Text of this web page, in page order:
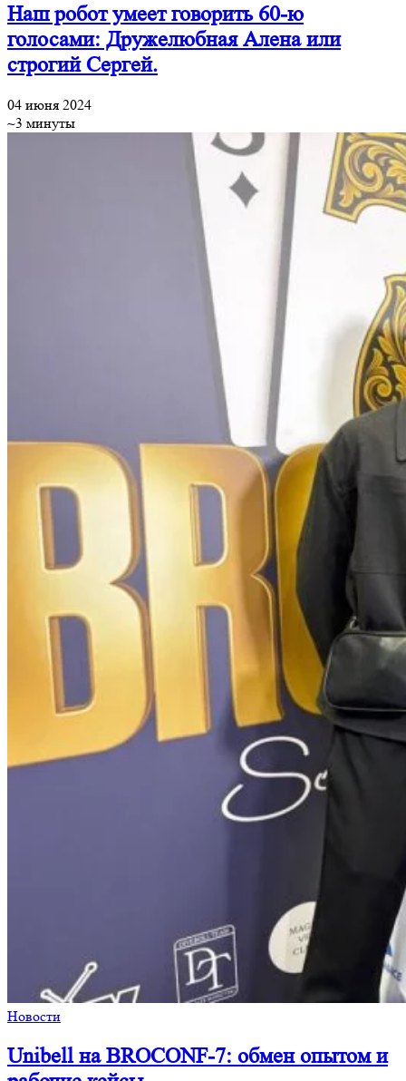
Наш робот умеет говорить 60-ю
голосами: Дружелюбная Алена или
строгий Сергей.
04 июня 2024
~3 минуты
Новости
Unibell на BROCONF-7: обмен опытом и